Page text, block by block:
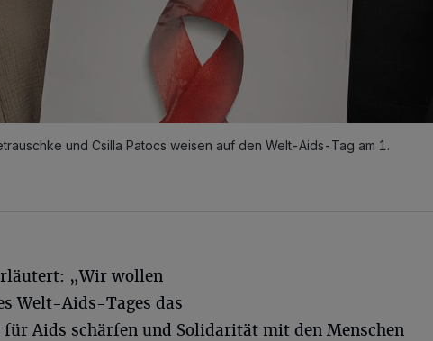
und Csilla Patocs weisen auf den Welt-Aids-Tag am 1.
„Wir wollen
Welt-Aids-Tages das
für Aids schärfen und Solidarität mit den Menschen